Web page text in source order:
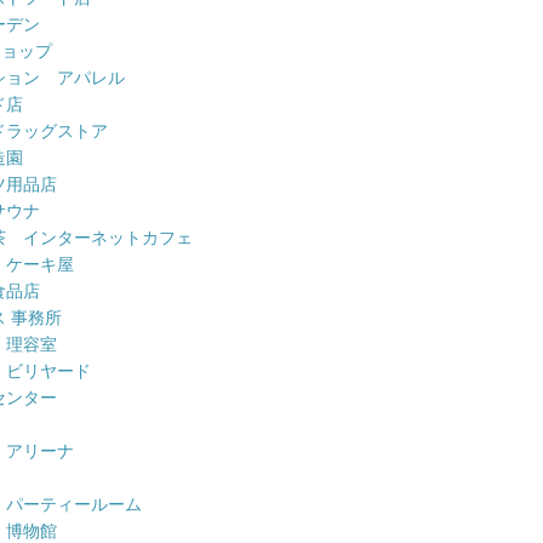
デン
ップ
ョン アパレル
店
ッグストア
用品店
ナ
インターネットカフェ
ーキ屋
品店
事務所
容室
リヤード
ンター
リーナ
ーティールーム
物館